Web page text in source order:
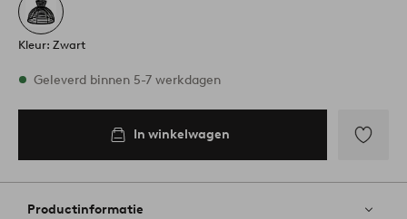
Kleur: Zwart
Op voorraad
Geleverd binnen 5-7 werkdagen
In winkelwagen
aan
Productinformatie